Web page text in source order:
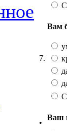
7.
Вам
•
Ваш